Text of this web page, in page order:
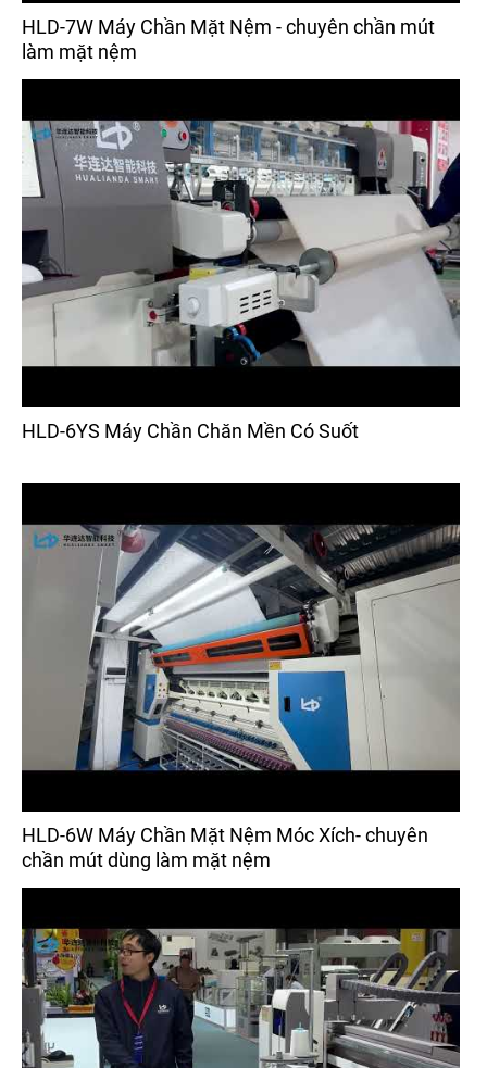
HLD-7W Máy Chần Mặt Nệm - chuyên chần mút
làm mặt nệm
HLD-6YS Máy Chần Chăn Mền Có Suốt
HLD-6W Máy Chần Mặt Nệm Móc Xích- chuyên
chần mút dùng làm mặt nệm